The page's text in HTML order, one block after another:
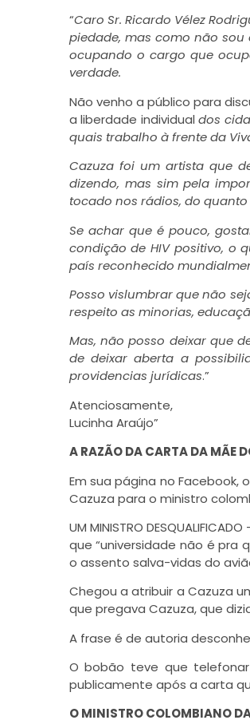
“Caro Sr. Ricardo Vélez
piedade, mas como não
ocupando o cargo que
verdade.
Não venho a público para
a liberdade individualdos
quais trabalho à frente da
Cazuza foi um artista que
dizendo, mas sim pela
tocado nos rádios, do
Se achar que é pouco,
condição de HIV positivo, o
país reconhecido
Posso vislumbrar que não
respeito as minorias,
Mas, não posso deixar que
de deixar aberta a
providencias jurídicas.”
Atenciosamente,
Lucinha Araújo”
A RAZÃO DA CARTA DA MÃE
Em sua página no
Cazuza para o ministro
UM MINISTRO
que “universidade não é pra
o assento salva-vidas do
Chegou a atribuir a Cazuza
que pregava Cazuza, que
A frase é de autoria
O bobão teve que
publicamente após a carta
O MINISTRO COLOMBIANO